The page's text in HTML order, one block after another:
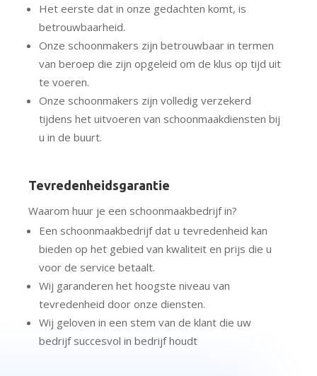
Het eerste dat in onze gedachten komt, is
betrouwbaarheid.
Onze schoonmakers zijn betrouwbaar in termen
van beroep die zijn opgeleid om de klus op tijd uit
te voeren.
Onze schoonmakers zijn volledig verzekerd
tijdens het uitvoeren van schoonmaakdiensten bij
u in de buurt.
Tevredenheidsgarantie
Waarom huur je een schoonmaakbedrijf in?
Een schoonmaakbedrijf dat u tevredenheid kan
bieden op het gebied van kwaliteit en prijs die u
voor de service betaalt.
Wij garanderen het hoogste niveau van
tevredenheid door onze diensten.
Wij geloven in een stem van de klant die uw
bedrijf succesvol in bedrijf houdt